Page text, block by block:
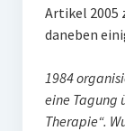
Artikel 2005
daneben
1984
eine Tagung
Therapie“.